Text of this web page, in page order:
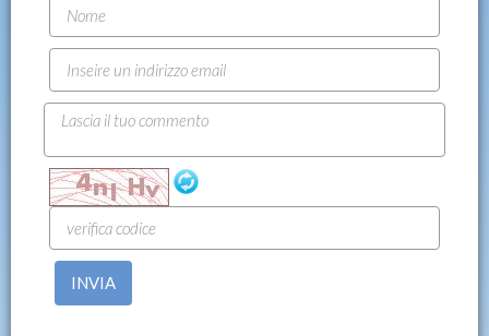
INVIA